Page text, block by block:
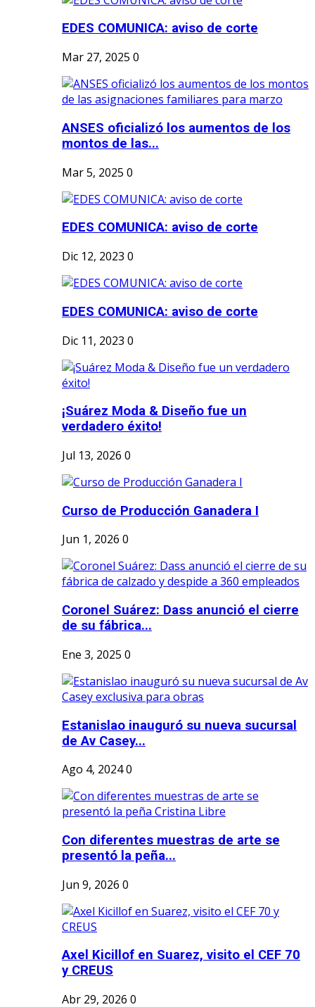
EDES COMUNICA: aviso de corte
Mar 27, 2025 0
ANSES oficializó los aumentos de los
montos de las...
Mar 5, 2025 0
EDES COMUNICA: aviso de corte
Dic 12, 2023 0
EDES COMUNICA: aviso de corte
Dic 11, 2023 0
¡Suárez Moda & Diseño fue un
verdadero éxito!
Jul 13, 2026 0
Curso de Producción Ganadera I
Jun 1, 2026 0
Coronel Suárez: Dass anunció el cierre
de su fábrica...
Ene 3, 2025 0
Estanislao inauguró su nueva sucursal
de Av Casey...
Ago 4, 20240
Con diferentes muestras de arte se
presentó la peña...
Jun 9, 2026 0
Axel Kicillof en Suarez, visito el CEF 70
y CREUS
Abr 29, 2026 0